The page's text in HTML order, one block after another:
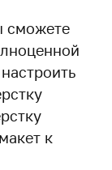
сможете
к